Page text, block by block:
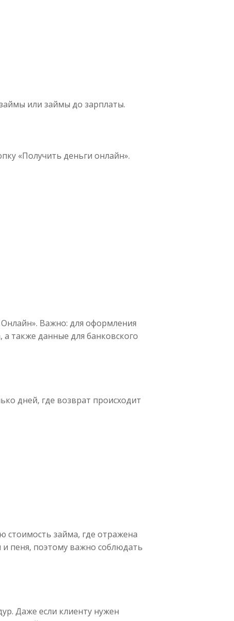
или займы до зарплаты.
«Получить деньги онлайн».
Важно: для оформления
также данные для банковского
дней, где возврат происходит
стоимость займа, где отражена
пеня, поэтому важно соблюдать
Даже если клиенту нужен